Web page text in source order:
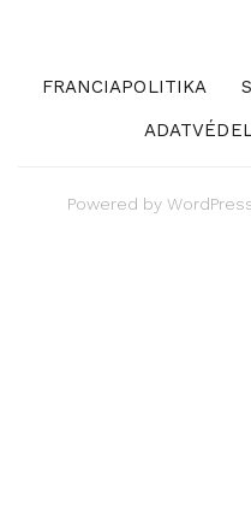
FRANCIAPOLITIKA
Powered by